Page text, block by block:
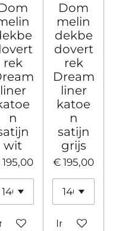
rek
liner
n
wit
winkelwagen
Dom
melin
dekbe
dovert
rek
Dream
liner
katoe
n
satijn
grijs
€ 195,00
In